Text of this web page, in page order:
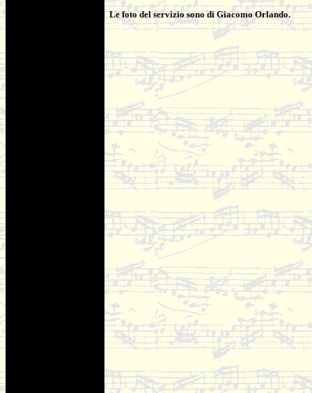
Le foto del servizio sono di Giacomo Orlando.